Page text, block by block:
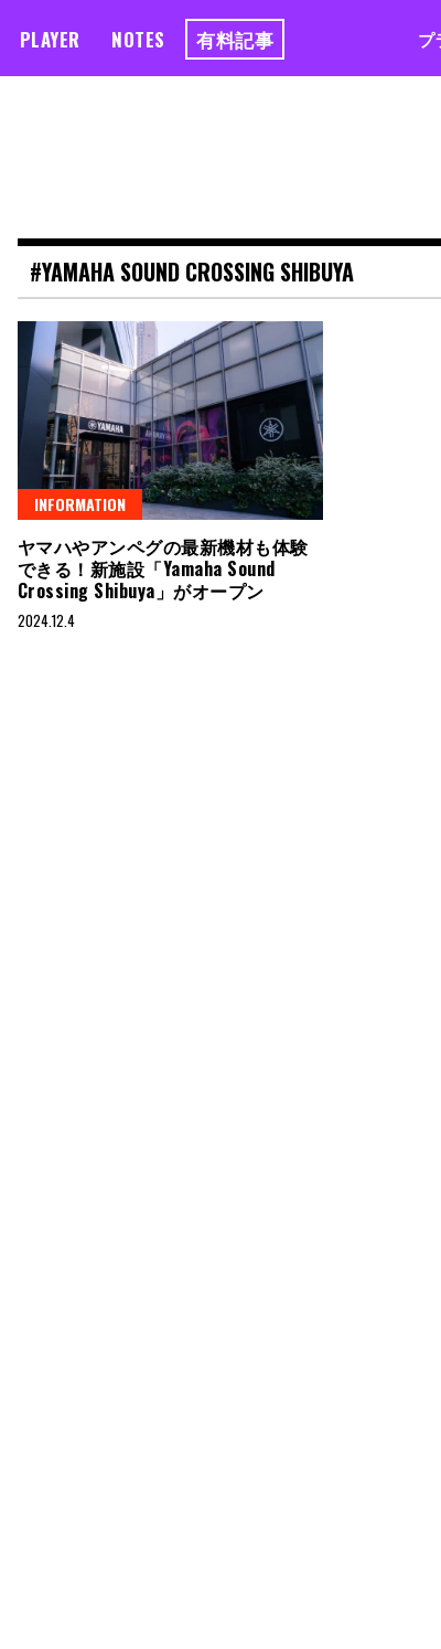
PLAYER NOTES 有料記事 プ
#YAMAHA SOUND CROSSING SHIBUYA
INFORMATION
ヤマハやアンペグの最新機材も体験
できる！新施設「Yamaha Sound
Crossing Shibuya」がオープン
2024.12.4